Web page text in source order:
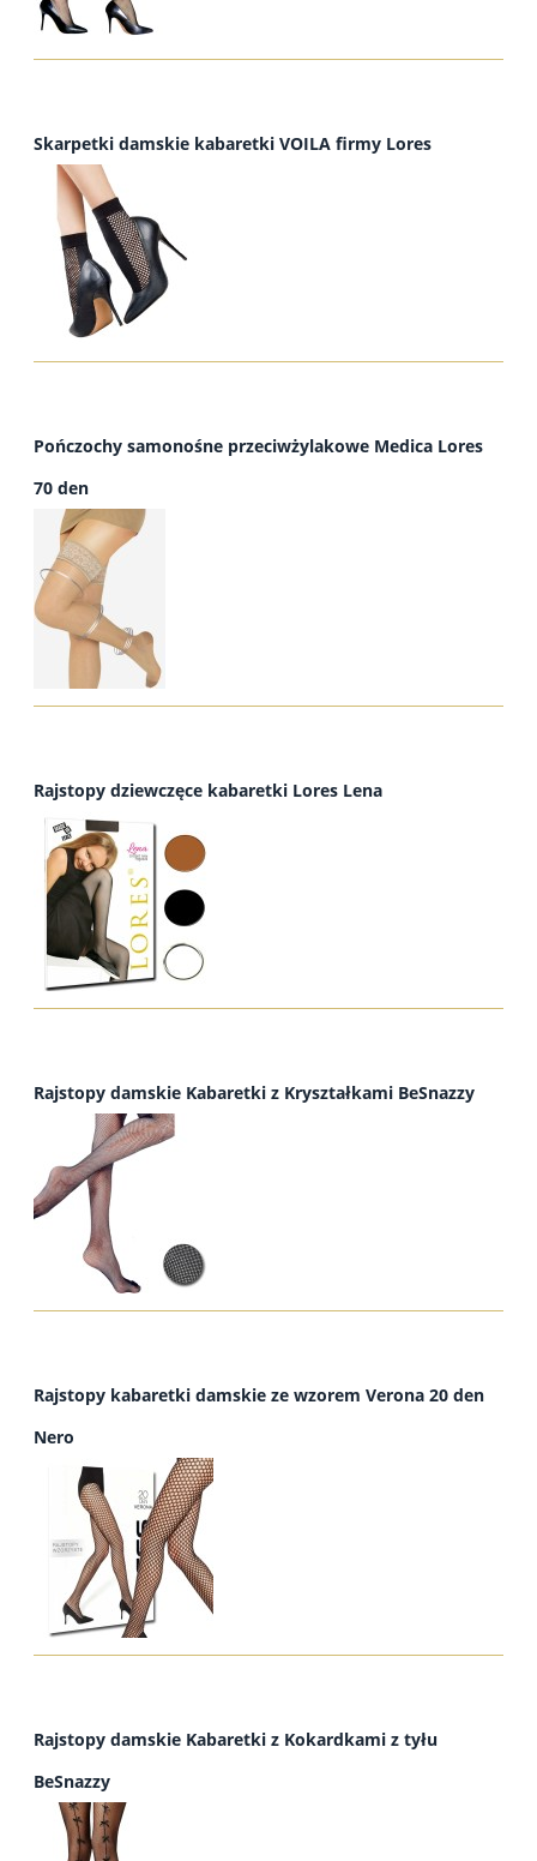
Skarpetki damskie kabaretki VOILA firmy Lores
Pończochy samonośne przeciwżylakowe Medica Lores
70 den
Rajstopy dziewczęce kabaretki Lores Lena
Rajstopy damskie Kabaretki z Kryształkami BeSnazzy
Rajstopy kabaretki damskie ze wzorem Verona 20 den
Nero
Rajstopy damskie Kabaretki z Kokardkami z tyłu
BeSnazzy